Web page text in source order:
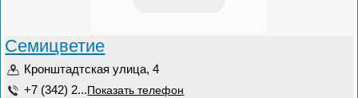
Семицветие
Кронштадтская улица, 4
+7 (342) 2... Показать телефон